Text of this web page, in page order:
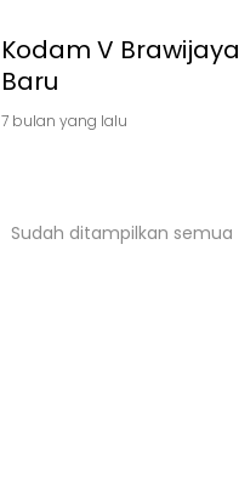
Kodam V
Baru
7 bulan yang lalu
Sudah ditampilkan semua